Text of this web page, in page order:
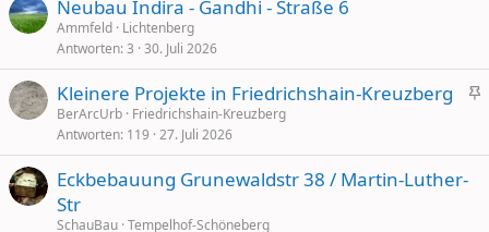
Neubau Indira - Gandhi - Straße 6
Ammfeld Lichtenberg
Antworten 3 30. Juli 2026
h
Kleinere Projekte in Friedrichshain-Kreuzberg
BerArcUrb Friedrichshain-Kreuzberg
Antworten 119 27. Juli 2026
Eckbebauung Grunewaldstr 38 / Martin-Luther-
Str
SchauBau Tempelhof-Schöneberg